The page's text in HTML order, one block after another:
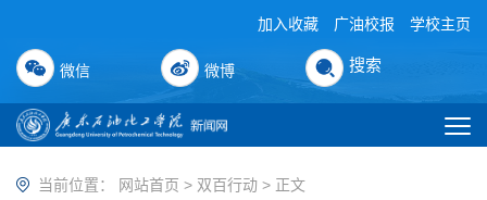
加入收藏 广油校报 学校主页
微信 微博 搜索
当前位置： 网站首页 > 双百行动 > 正文